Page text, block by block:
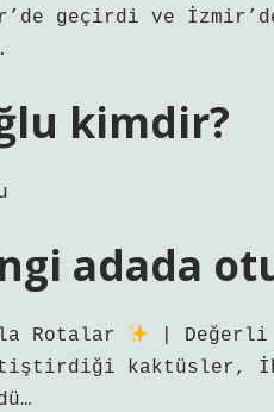
geçirdi ve
kimdir?
adada
Rotalar
| Değerli
kaktüsler,